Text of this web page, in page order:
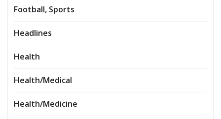
Football, Sports
Headlines
Health
Health/Medical
Health/Medicine